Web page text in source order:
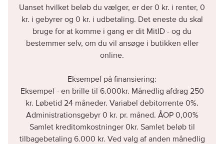
Uanset hvilket beløb du vælger, er der 0 kr. i renter, 0
kr. i gebyrer og 0 kr. i udbetaling. Det eneste du skal
bruge for at komme i gang er dit MitID - og du
bestemmer selv, om du vil ansøge i butikken eller
online.
Eksempel på finansiering:
Eksempel - en brille til 6.000kr. Månedlig afdrag 250
kr. Løbetid 24 måneder. Variabel debitorrente 0%.
Administrationsgebyr 0 kr. pr. måned. ÅOP 0,00%
Samlet kreditomkostninger 0kr. Samlet beløb til
tilbagebetaling 6.000 kr. Ved valg af anden månedlig